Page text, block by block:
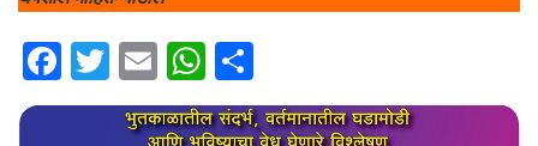
F
a
T
w
E
m
W
h h